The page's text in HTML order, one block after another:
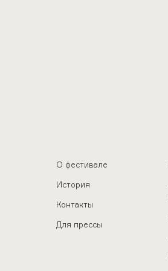
О фестивале
История
Контакты
Для прессы